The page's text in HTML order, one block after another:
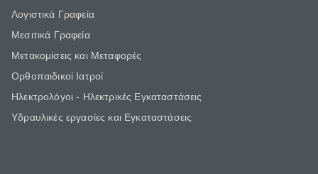
Λογιστικά Γραφεία
Μεσιτικά Γραφεία
Μετακομίσεις και Μεταφορές
Ορθοπαιδικοί Ιατροί
Ηλεκτρολόγοι - Ηλεκτρικές Εγκαταστάσεις
Υδραυλικές εργασίες και Εγκαταστάσεις